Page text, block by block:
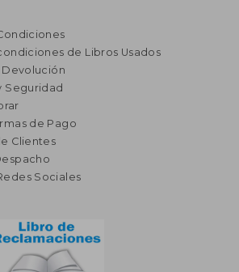
de Libros Usados
Seguridad
de Pago
Clientes
Sociales